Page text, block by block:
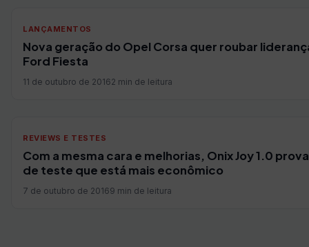
LANÇAMENTOS
Nova geração do Opel Corsa quer roubar
Ford Fiesta
11 de outubro de 20162 min de leitura
REVIEWS E TESTES
Com a mesma cara e melhorias, Onix Joy 1.0
de teste que está mais econômico
7 de outubro de 20169 min de leitura